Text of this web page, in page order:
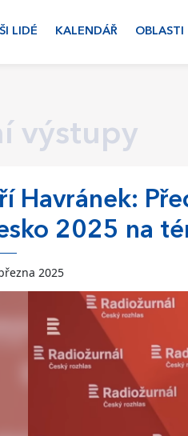
LIDÉ KALENDÁŘ OBLASTI
výstupy
Havránek:
2025 na
2025